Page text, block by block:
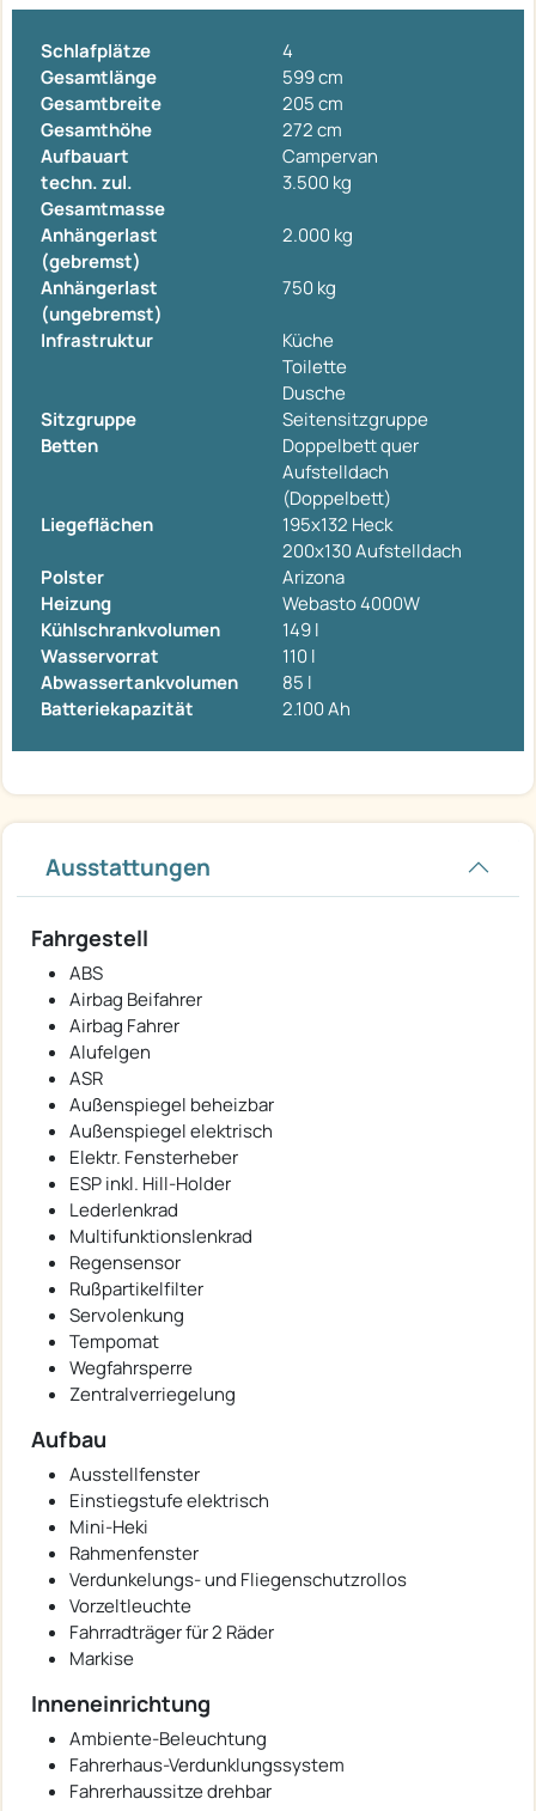
Schlafplätze
4
Gesamtlänge
599 cm
Gesamtbreite
205 cm
Gesamthöhe
272 cm
Aufbauart
Campervan
techn. zul.
Gesamtmasse
3.500 kg
Anhängerlast
(gebremst)
2.000 kg
Anhängerlast
(ungebremst)
750 kg
Infrastruktur
Küche
Toilette
Dusche
Sitzgruppe
Seitensitzgruppe
Betten
Doppelbett quer
Aufstelldach
(Doppelbett)
Liegeflächen
195x132 Heck
200x130 Aufstelldach
Polster
Arizona
Heizung
Webasto 4000W
Kühlschrankvolumen
149 l
Wasservorrat
110 l
Abwassertankvolumen
85 l
Batteriekapazität
2.100 Ah
Ausstattungen
Fahrgestell
ABS
Airbag Beifahrer
Airbag Fahrer
Alufelgen
ASR
Außenspiegel beheizbar
Außenspiegel elektrisch
Elektr. Fensterheber
ESP inkl. Hill-Holder
Lederlenkrad
Multifunktionslenkrad
Regensensor
Rußpartikelfilter
Servolenkung
Tempomat
Wegfahrsperre
Zentralverriegelung
Aufbau
Ausstellfenster
Einstiegstufe elektrisch
Mini-Heki
Rahmenfenster
Verdunkelungs- und Fliegenschutzrollos
Vorzeltleuchte
Fahrradträger für 2 Räder
Markise
Inneneinrichtung
Ambiente-Beleuchtung
Fahrerhaus-Verdunklungssystem
Fahrerhaussitze drehbar